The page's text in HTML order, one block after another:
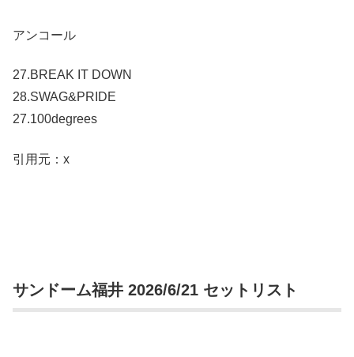
アンコール
27.BREAK IT DOWN
28.SWAG&PRIDE
27.100degrees
引用元：x
サンドーム福井 2026/6/21 セットリスト